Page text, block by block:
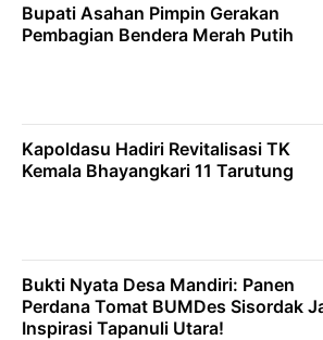
Bupati Asahan Pimpin Gerakan
Pembagian Bendera Merah Putih
Kapoldasu Hadiri Revitalisasi TK
Kemala Bhayangkari 11 Tarutung
Bukti Nyata Desa Mandiri: Panen
Perdana Tomat BUMDes Sisordak
Inspirasi Tapanuli Utara!